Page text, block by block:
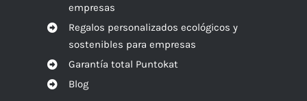
empresas
Regalos personalizados ecológicos y
sostenibles para empresas
Garantía total Puntokat
Blog